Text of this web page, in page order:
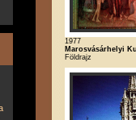
1977
Marosvásárhelyi
Földrajz